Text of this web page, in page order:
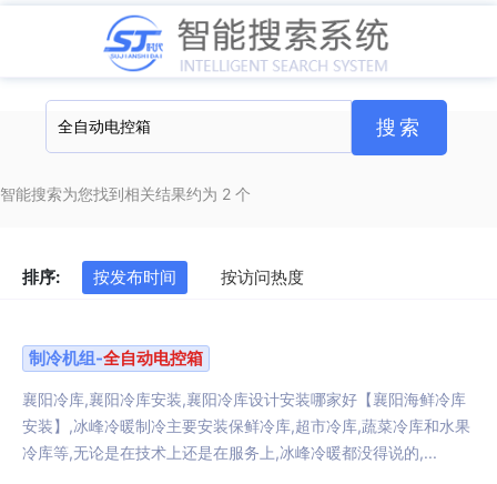
智能搜索为您找到相关结果约为 2 个
排序: 按发布时间 按访问热度
制冷机组-全自动电控箱
襄阳冷库,襄阳冷库安装,襄阳冷库设计安装哪家好【襄阳海鲜冷库
安装】,冰峰冷暖制冷主要安装保鲜冷库,超市冷库,蔬菜冷库和水果
冷库等,无论是在技术上还是在服务上,冰峰冷暖都没得说的,...